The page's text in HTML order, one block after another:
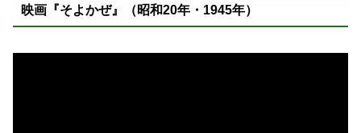
映画『そよかぜ』（昭和20年・1945年）